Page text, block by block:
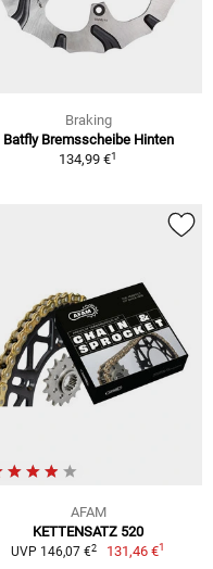
Braking
Batfly Bremsscheibe Hinten
134,99 €1
AFAM
KETTENSATZ 520
UVP 146,07 €2 131,46 €1